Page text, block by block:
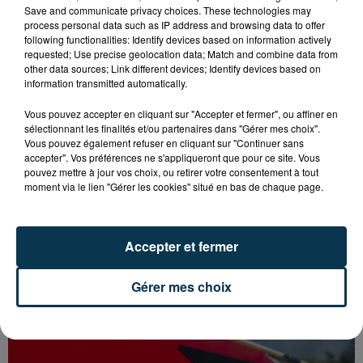
FOREZTIVAL : DROGUÉ ET TENANT DES
PROPOS DÉPLACÉS, UN FESTIVALIER A...
Save and communicate privacy choices. These technologies may
process personal data such as IP address and browsing data to offer
following functionalities: Identify devices based on information actively
requested; Use precise geolocation data; Match and combine data from
other data sources; Link different devices; Identify devices based on
information transmitted automatically.
Vous pouvez accepter en cliquant sur "Accepter et fermer", ou affiner en
sélectionnant les finalités et/ou partenaires dans "Gérer mes choix".
Vous pouvez également refuser en cliquant sur "Continuer sans
accepter". Vos préférences ne s'appliqueront que pour ce site. Vous
pouvez mettre à jour vos choix, ou retirer votre consentement à tout
moment via le lien "Gérer les cookies" situé en bas de chaque page.
Gérer mes choix
Accepter et fermer